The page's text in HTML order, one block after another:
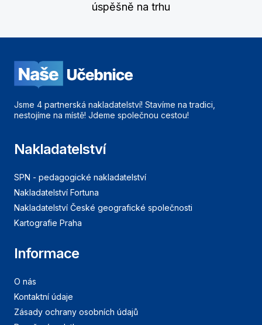
úspěšně na trhu
Jsme 4 partnerská nakladatelství! Stavíme na tradici,
nestojíme na místě! Jdeme společnou cestou!
Nakladatelství
SPN - pedagogické nakladatelství
Nakladatelství Fortuna
Nakladatelství České geografické společnosti
Kartografie Praha
Informace
O nás
Kontaktní údaje
Zásady ochrany osobních údajů